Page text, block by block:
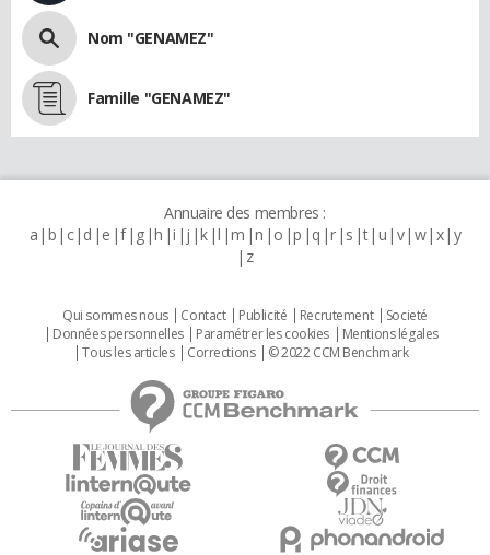
Nom "GENAMEZ"
Famille "GENAMEZ"
Annuaire des membres :
a b c d e f g h i j k l m n o p q r s t u v w x y
z
Qui sommes nous Contact Publicité Recrutement
Societé
Données personnelles
Paramétrer les cookies
Mentions légales
Tous les articles
Corrections © 2022 CCM Benchmark